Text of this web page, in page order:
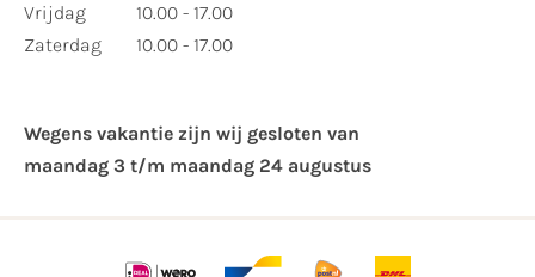
Vrijdag
Zaterdag
10.00 - 17.00
10.00 - 17.00
Wegens vakantie zijn wij gesloten van ​
maandag 3 t/m maandag 24 augustus